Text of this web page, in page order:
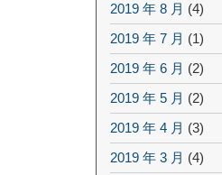
2019 年 8 月 (4)
2019 年 7 月 (1)
2019 年 6 月 (2)
2019 年 5 月 (2)
2019 年 4 月 (3)
2019 年 3 月 (4)